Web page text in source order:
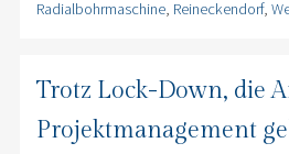
Radialbohrmaschine, Reineckendorf,
Trotz Lock-Down, die
Projektmanagement